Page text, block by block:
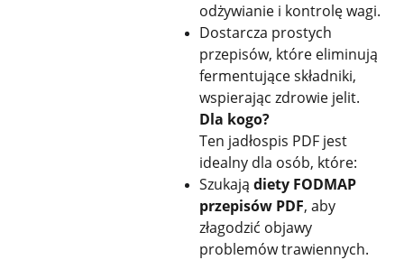
odżywianie i kontrolę wagi.
Dostarcza prostych
przepisów, które eliminują
fermentujące składniki,
wspierając zdrowie jelit.
Dla kogo?
Ten jadłospis PDF jest
idealny dla osób, które:
Szukają diety FODMAP
przepisów PDF, aby
złagodzić objawy
problemów trawiennych.